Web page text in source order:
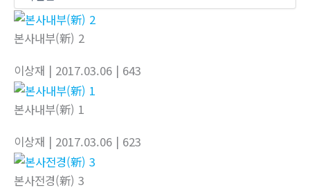
본사내부(新) 2
이상재 | 2017.03.06 | 643
본사내부(新) 1
이상재 | 2017.03.06 | 623
본사전경(新) 3